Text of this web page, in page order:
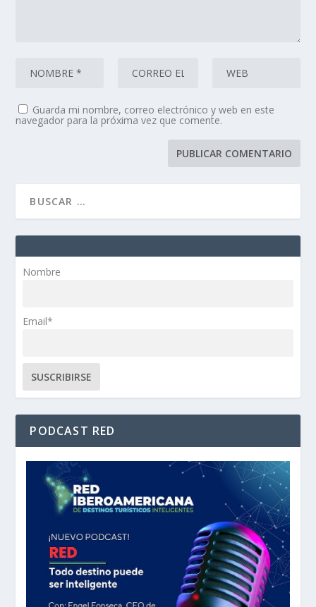
Guarda mi nombre, correo electrónico y web en este
navegador para la próxima vez que comente.
Nombre
Email*
PODCAST RED